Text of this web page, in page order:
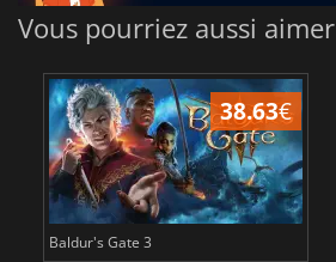
Vous pourriez aussi aimer
38.63€
Baldur's Gate 3